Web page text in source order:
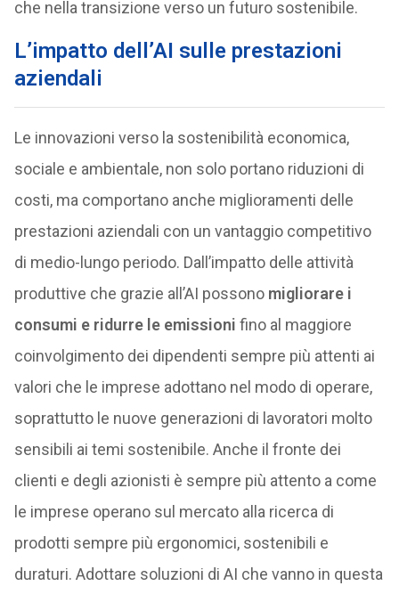
che nella transizione verso un futuro sostenibile.
L’impatto dell’AI sulle prestazioni
aziendali
Le innovazioni verso la sostenibilità economica,
sociale e ambientale, non solo portano riduzioni di
costi, ma comportano anche miglioramenti delle
prestazioni aziendali con un vantaggio competitivo
di medio-lungo periodo. Dall’impatto delle attività
produttive che grazie all’AI possono migliorare i
consumi e ridurre le emissioni fino al maggiore
coinvolgimento dei dipendenti sempre più attenti ai
valori che le imprese adottano nel modo di operare,
soprattutto le nuove generazioni di lavoratori molto
sensibili ai temi sostenibile. Anche il fronte dei
clienti e degli azionisti è sempre più attento a come
le imprese operano sul mercato alla ricerca di
prodotti sempre più ergonomici, sostenibili e
duraturi. Adottare soluzioni di AI che vanno in questa